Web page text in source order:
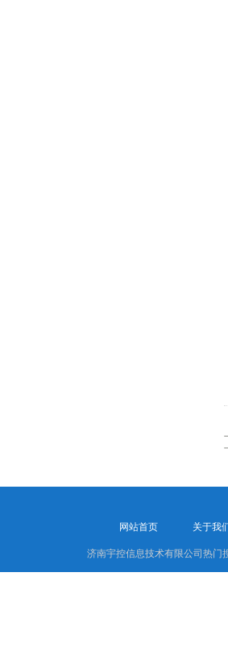
网站首页 关于我
济南宇控信息技术有限公司热门